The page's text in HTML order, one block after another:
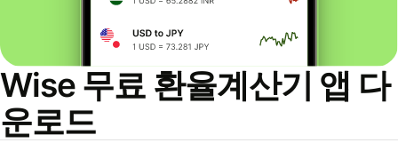
Wise 무료 환율계산기 앱 다
운로드